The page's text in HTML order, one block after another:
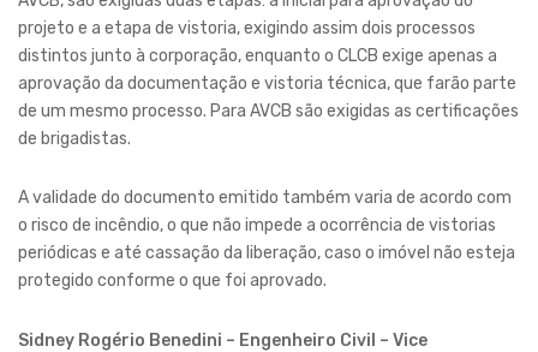
projeto e a etapa de vistoria, exigindo assim dois processos
distintos junto à corporação, enquanto o CLCB exige apenas a
aprovação da documentação e vistoria técnica, que farão parte
de um mesmo processo. Para AVCB são exigidas as certificações
de brigadistas.
A validade do documento emitido também varia de acordo com
o risco de incêndio, o que não impede a ocorrência de vistorias
periódicas e até cassação da liberação, caso o imóvel não esteja
protegido conforme o que foi aprovado.
Sidney Rogério Benedini – Engenheiro Civil – Vice